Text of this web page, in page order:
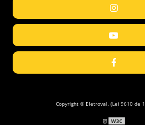
Copyright © Eletroval. (Lei 9610 de
W3C